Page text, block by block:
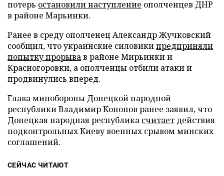
потерь остановили наступление ополченцев ДНР
в районе Марьинки.
Ранее в среду ополченец Александр Жучковский
сообщил, что украинские силовикипредприняли
попытку прорывав районе Мирьинки и
Красногоровки, а ополченцы отбили атаки и
продвинулись вперед.
Глава минобороны Донецкой народной
республики Владимир Кононов ранее заявил, что
Донецкая народная республика считает действия
подконтрольных Киеву военных срывом минских
соглашений.
СЕЙЧАС ЧИТАЮТ